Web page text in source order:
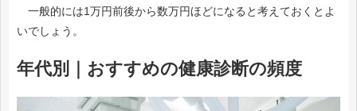
一般的には1万円前後から数万円ほどになると考えておくとよ
いでしょう。
年代別｜おすすめの健康診断の頻度